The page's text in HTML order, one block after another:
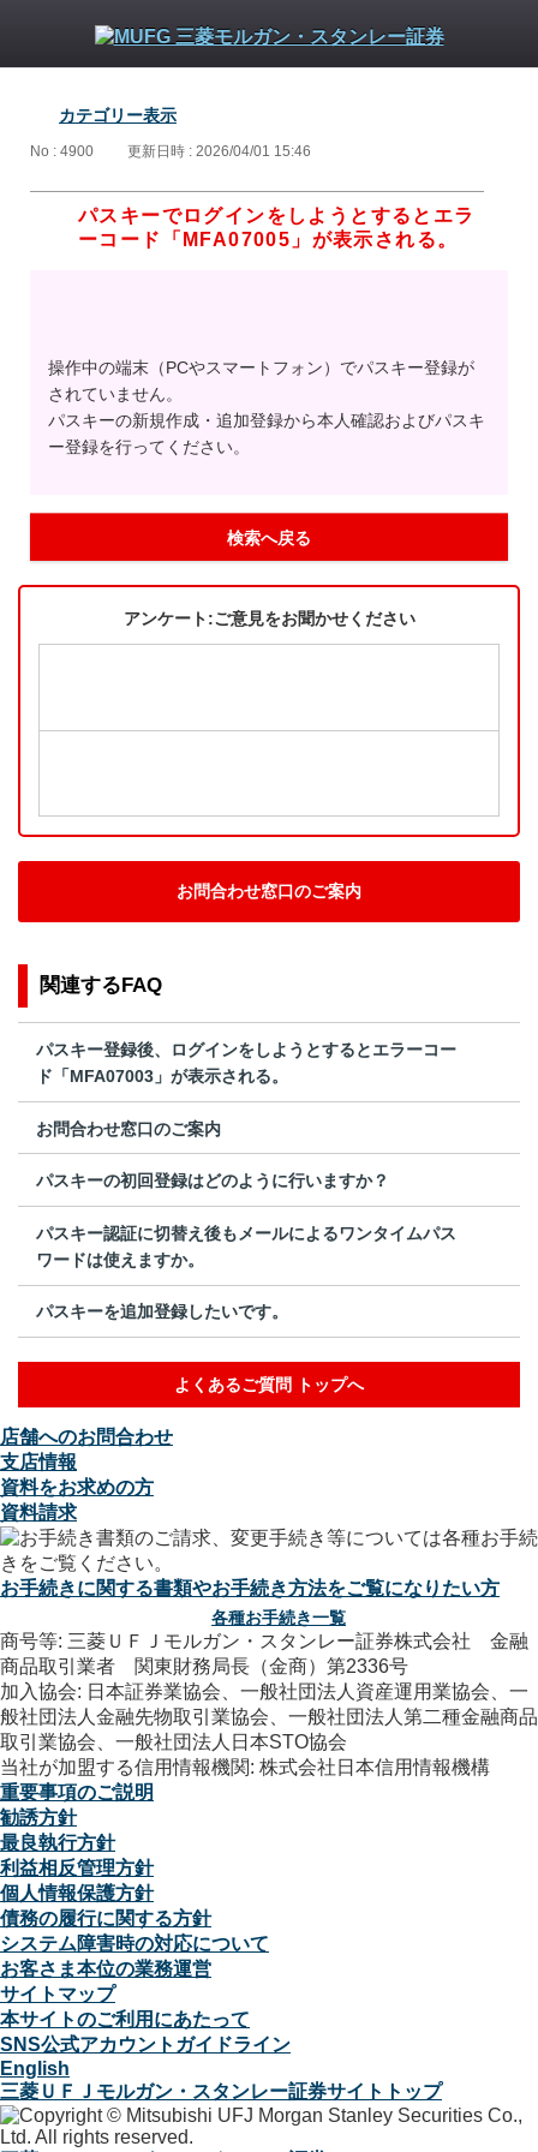
カテゴリー表示
No : 4900 更新日時 : 2026/04/01 15:46
パスキーでログインをしようとするとエラ
ーコード「MFA07005」が表示される。
操作中の端末（PCやスマートフォン）でパスキー登録が
されていません。
パスキーの新規作成・追加登録から本人確認およびパスキ
ー登録を行ってください。
検索へ戻る
アンケート:ご意見をお聞かせください
お問合わせ窓口のご案内
関連するFAQ
パスキー登録後、ログインをしようとするとエラーコー
ド「MFA07003」が表示される。
お問合わせ窓口のご案内
パスキーの初回登録はどのように行いますか？
パスキー認証に切替え後もメールによるワンタイムパス
ワードは使えますか。
パスキーを追加登録したいです。
よくあるご質問 トップへ
店舗へのお問合わせ
支店情報
資料をお求めの方
資料請求
お手続きに関する書類やお手続き方法をご覧になりたい方
各種お手続き一覧
商号等: 三菱ＵＦＪモルガン・スタンレー証券株式会社 金融
商品取引業者 関東財務局長（金商）第2336号
加入協会: 日本証券業協会、一般社団法人資産運用業協会、一
般社団法人金融先物取引業協会、一般社団法人第二種金融商品
取引業協会、一般社団法人日本STO協会
当社が加盟する信用情報機関: 株式会社日本信用情報機構
重要事項のご説明
勧誘方針
最良執行方針
利益相反管理方針
個人情報保護方針
債務の履行に関する方針
システム障害時の対応について
お客さま本位の業務運営
サイトマップ
本サイトのご利用にあたって
SNS公式アカウントガイドライン
English
三菱ＵＦＪモルガン・スタンレー証券サイトトップ